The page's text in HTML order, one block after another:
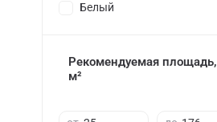
Белый
Рекомендуемая площадь,
м²